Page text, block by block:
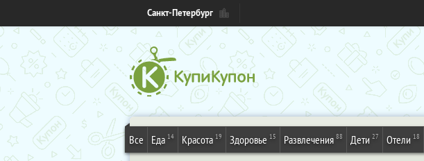
Санкт-Петербург
Все Еда 14 Красота 19 Здоровье 15 Развлечения 88 Дети 27 Отели 18